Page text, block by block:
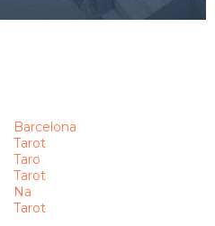
Barcelona
Tarot
Taro
Tarot
Na
Tarot